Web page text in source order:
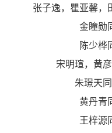
张子逸，瞿亚馨，
金瞳勋
陈少桦
宋明瑄，黄
朱璟天
黄丹青
王梓源